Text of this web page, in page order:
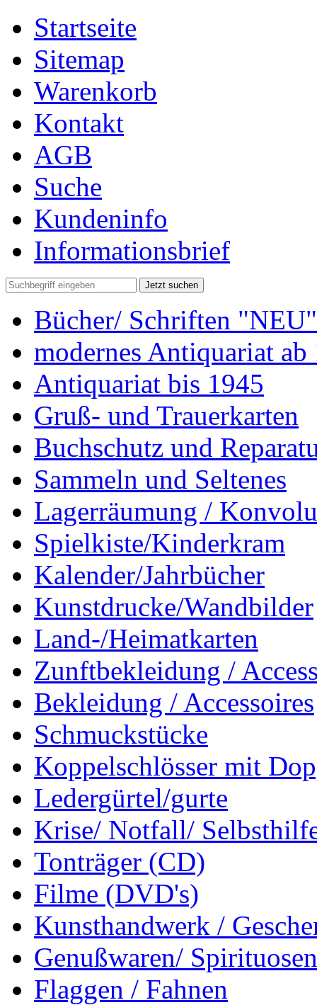
Startseite
Sitemap
Warenkorb
Kontakt
AGB
Suche
Kundeninfo
Informationsbrief
Jetzt suchen
Bücher/ Schriften "NEU"
modernes Antiquariat ab
Antiquariat bis 1945
Gruß- und Trauerkarten
Buchschutz und
Sammeln und Seltenes
Lagerräumung /
Spielkiste/Kinderkram
Kalender/Jahrbücher
Kunstdrucke/Wandbilder
Land-/Heimatkarten
Zunftbekleidung /
Bekleidung / Accessoires
Schmuckstücke
Koppelschlösser mit
Ledergürtel/gurte
Krise/ Notfall/
Tonträger (CD)
Filme (DVD's)
Kunsthandwerk /
Genußwaren/ Spirituosen
Flaggen / Fahnen